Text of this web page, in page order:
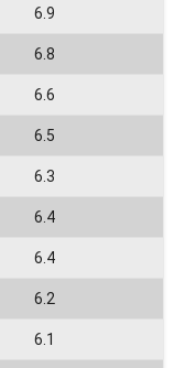
6.9
6.8
6.6
6.5
6.3
6.4
6.4
6.2
6.1